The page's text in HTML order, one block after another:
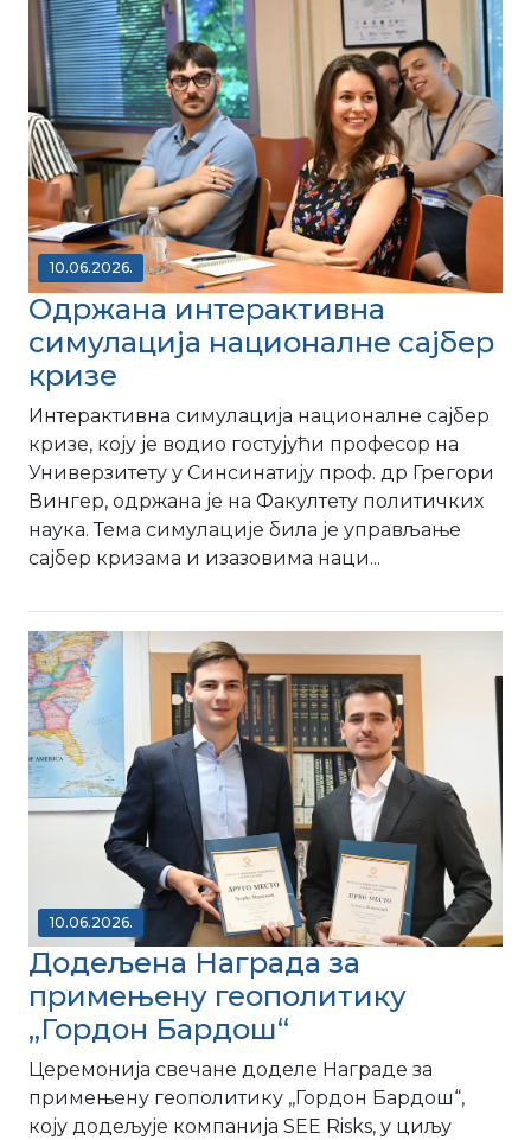
10.06.2026.
Одржана интерактивна
симулација националне сајбер
кризе
Интерактивна симулација националне сајбер
кризе, коју је водио гостујући професор на
Универзитету у Синсинатију проф. др Грегори
Вингер, одржана је на Факултету политичких
наука. Тема симулације била је управљање
сајбер кризама и изазовима наци...
10.06.2026.
Додељена Награда за
примењену геополитику
,,Гордон Бардош“
Церемонија свечане доделе Награде за
примењену геополитику ,,Гордон Бардош“,
коју додељује компанија SEE Risks, у циљу